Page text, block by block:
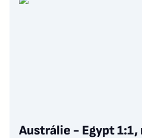
Austrálie - Egypt 1:1,